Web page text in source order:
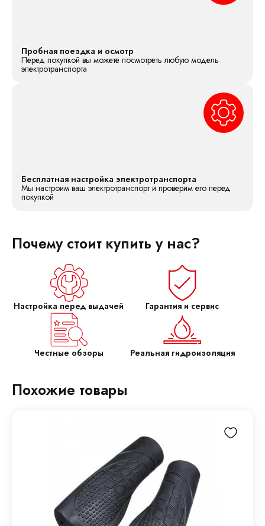
Пробная поездка и осмотр
Перед покупкой вы можете посмотреть любую модель
электротранспорта
Бесплатная настройка электротранспорта
Мы настроим ваш электротранспорт и проверим его перед
покупкой
Почему стоит купить у нас?
Настройка перед выдачей Гарантия и сервис
Честные обзоры Реальная гидроизоляция
Похожие товары